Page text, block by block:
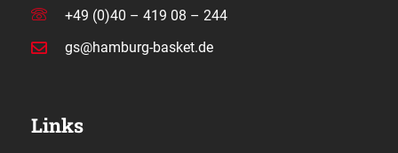
+49 (0)40 – 419 08 – 244
gs@hamburg-basket.de
Links